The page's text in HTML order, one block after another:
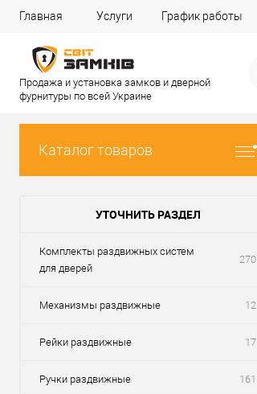
Главная Услуги График работы
Продажа и установка замков и дверной
фурнитуры по всей Украине
Каталог товаров
УТОЧНИТЬ РАЗДЕЛ
Комплекты раздвижных систем
для дверей
270
Механизмы раздвижные 12
Рейки раздвижные 17
Ручки раздвижные 161